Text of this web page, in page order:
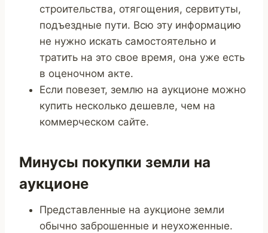
строительства, отягощения, сервитуты,
подъездные пути. Всю эту информацию
не нужно искать самостоятельно и
тратить на это свое время, она уже есть
в оценочном акте.
Если повезет, землю на аукционе можно
купить несколько дешевле, чем на
коммерческом сайте.
Минусы покупки земли на
аукционе
Представленные на аукционе земли
обычно заброшенные и неухоженные.